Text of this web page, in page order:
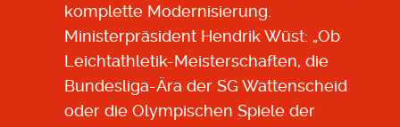
komplette Modernisierung.
Ministerpräsident Hendrik Wüst: „Ob
Leichtathletik-Meisterschaften, die
Bundesliga-Ära der SG Wattenscheid
oder die Olympischen Spiele der